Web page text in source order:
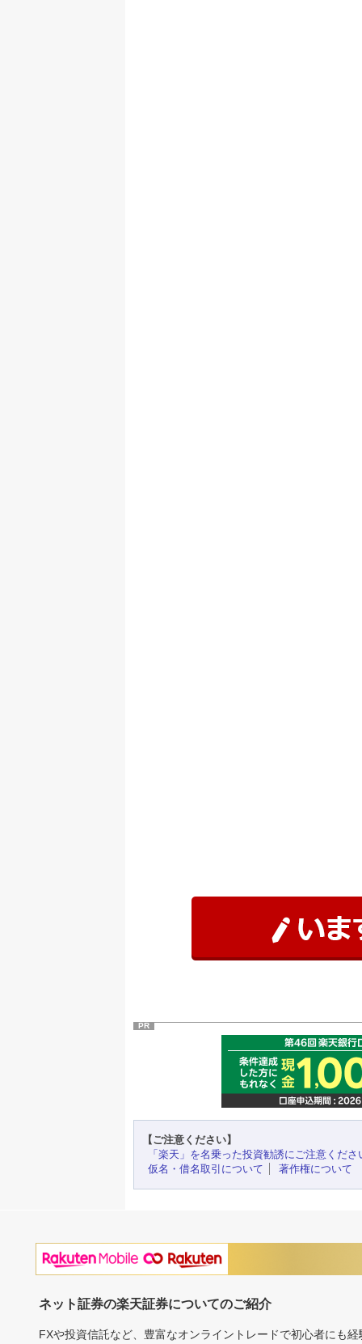
PR
【ご注意ください】
「楽天」を名乗った投資勧誘にご注意くださ
仮名・借名取引について
著作権について
ネット証券の楽天証券についてのご紹介
FXや投資信託など、豊富なオンライントレードで初心者にも